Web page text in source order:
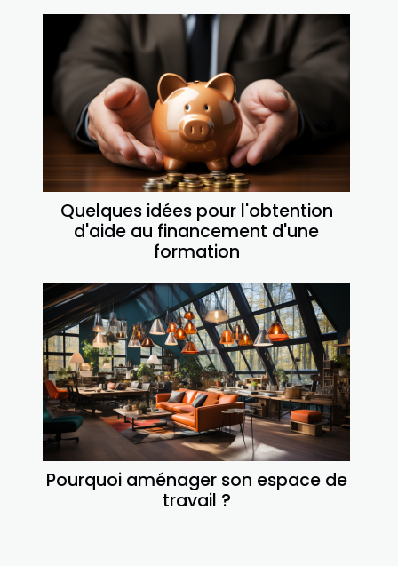
Quelques idées pour l'obtention
d'aide au financement d'une
formation
Pourquoi aménager son espace de
travail ?